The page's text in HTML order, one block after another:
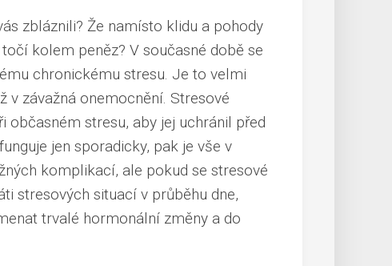
zbláznili? Že namísto klidu a pohody
kolem peněz? V současné době se
chronickému stresu. Je to velmi
v závažná onemocnění. Stresové
občasném stresu, aby jej uchránil před
jen sporadicky, pak je vše v
komplikací, ale pokud se stresové
stresových situací v průběhu dne,
trvalé hormonální změny a do